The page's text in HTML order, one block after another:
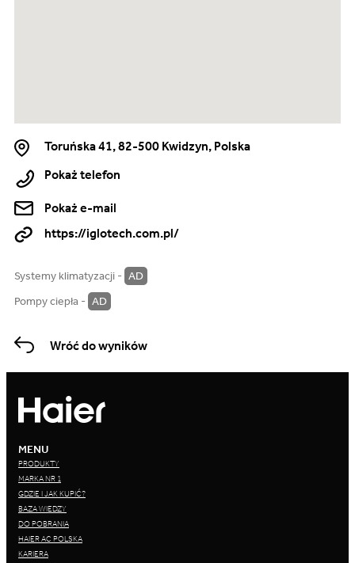
Toruńska 41, 82-500 Kwidzyn, Polska
Pokaż telefon
https://iglotech.com.pl/
Pokaż e-mail
Systemy klimatyzacji - AD
Pompy ciepła - AD
Wróć do wyników
MENU
PRODUKTY
MARKA NR 1
GDZIE I JAK KUPIĆ?
BAZA WIEDZY
DO POBRANIA
HAIER AC POLSKA
KARIERA